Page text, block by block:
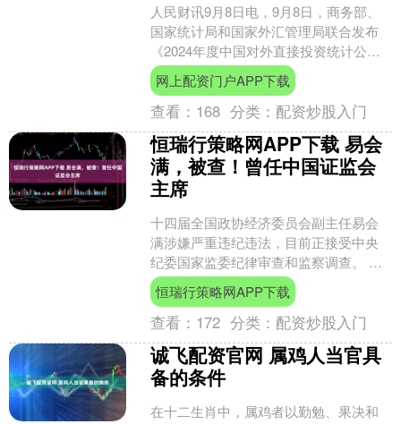
人民财讯9月8日电，9月8日，商务部、
国家统计局和国家外汇管理局联合发布
《2024年度中国对外直接投资统计公
报》。2024年，中国对外直接投资流量
1922亿美元....
网上配资门户APP下载
查看： 168 分类： 配资炒股入门
恒瑞行策略网APP下载 易会
满，被查！曾任中国证监会
主席
十四届全国政协经济委员会副主任易会
满涉嫌严重违纪违法，目前正接受中央
纪委国家监委纪律审查和监察调查。 公
开资料显示，易会满出生于1964年12
月，浙江苍南人，曾....
恒瑞行策略网APP下载
查看： 172 分类： 配资炒股入门
诚飞配资官网 属鸡人当官具
备的条件
在十二生肖中，属鸡者以勤勉、果决和